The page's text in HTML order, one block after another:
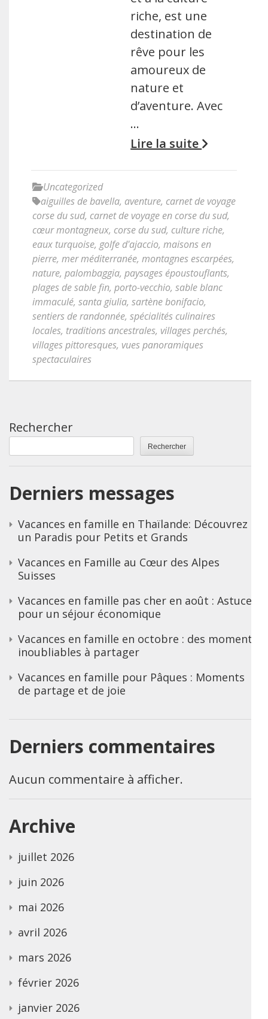
riche, est une
destination de
rêve pour les
amoureux de
nature et
d’aventure. Avec
…
Lire la suite
Uncategorized
aiguilles de bavella, aventure, carnet de voyage
corse du sud, carnet de voyage en corse du sud,
cœur montagneux, corse du sud, culture riche,
eaux turquoise, golfe d'ajaccio, maisons en
pierre, mer méditerranée, montagnes escarpées,
nature, palombaggia, paysages époustouflants,
plages de sable fin, porto-vecchio, sable blanc
immaculé, santa giulia, sartène bonifacio,
sentiers de randonnée, spécialités culinaires
locales, traditions ancestrales, villages perchés,
villages pittoresques, vues panoramiques
spectaculaires
Rechercher
Rechercher
Derniers messages
Vacances en famille en Thaïlande: Découvrez
un Paradis pour Petits et Grands
Vacances en Famille au Cœur des Alpes
Suisses
Vacances en famille pas cher en août : Astuces
pour un séjour économique
Vacances en famille en octobre : des moments
inoubliables à partager
Vacances en famille pour Pâques : Moments
de partage et de joie
Derniers commentaires
Aucun commentaire à afficher.
Archive
juillet 2026
juin 2026
mai 2026
avril 2026
mars 2026
février 2026
janvier 2026